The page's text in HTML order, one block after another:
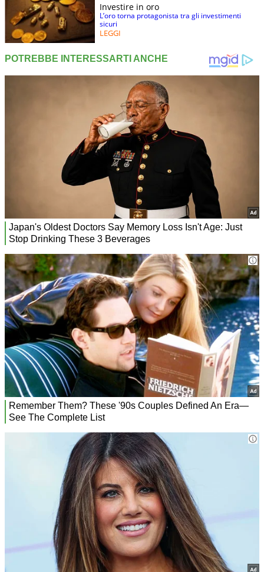
Investire in oro
L’oro torna protagonista tra gli investimenti
sicuri
LEGGI